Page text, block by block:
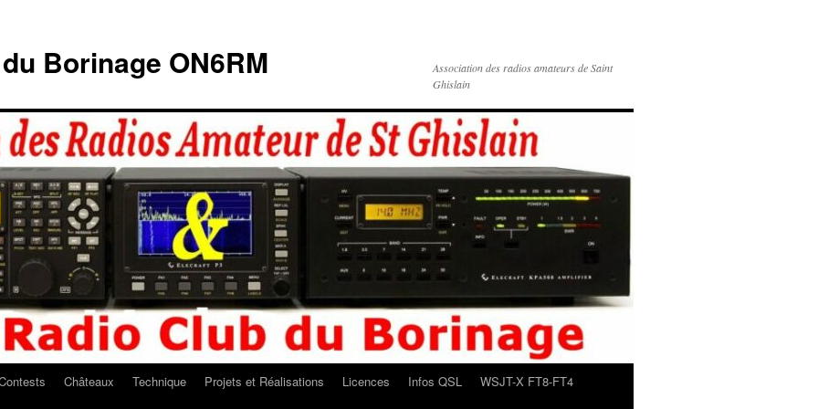
Borinage ON6RM
Association des radios amateurs de Saint
Ghislain
Châteaux Technique Projets et Réalisations Licences Infos QSL
WSJT-X FT8-FT4